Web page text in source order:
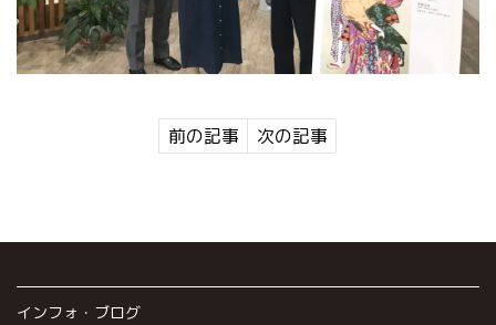
前の記事 次の記事
インフォ・ブログ